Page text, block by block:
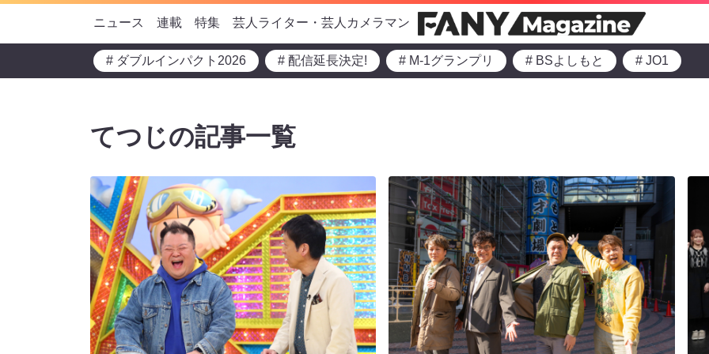
ニュース 連載 特集 芸人ライター・芸人カメラマン
# ダブルインパクト2026 # 配信延長決定! # M-1グランプリ # BSよしもと # JO1
てつじの記事一覧